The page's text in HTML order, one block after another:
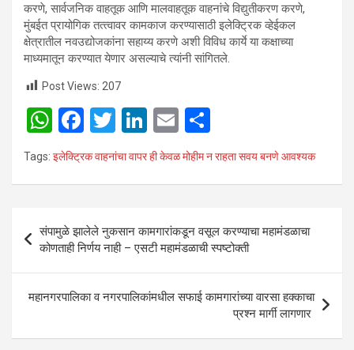
करणे, सार्वजनिक वाहतूक आणि मालवाहतूक वाहनांचे विद्युतीकरण करणे,
मुंबईत प्रायोगिक तत्‍त्‍वावर कामकाज करण्‍यासाठी इलेक्ट्रिक व्‍हेईकल
क्षेत्रातील नवउद्योजकांना सहाय्य करणे अशी विविध कार्ये या कक्षाच्‍या
माध्‍यमातून करण्‍यात येणार असल्याचे त्यांनी सांगितले.
Post Views: 207
W
h
at
A
p
p
F
a
ce
o
o
k
T
wi
tt
Li
n
ke
n
E
m
ail
h
ar
Tags: इलेक्ट्रिक वाहनांचा वापर ही केवळ मोहीम न राहता सवय बनणे आवश्यक
Post
navigation
संपामुळे झालेले नुकसान कामगारांकडून वसूल करण्याचा महामंडळाचा
कोणताही निर्णय नाही – एसटी महामंडळाची स्पष्टोक्ती
महानगरपालिका व नगरपालिकांमधील सफाई कामगारांच्या वारसा हक्काचा
प्रश्न मार्गी लागणार